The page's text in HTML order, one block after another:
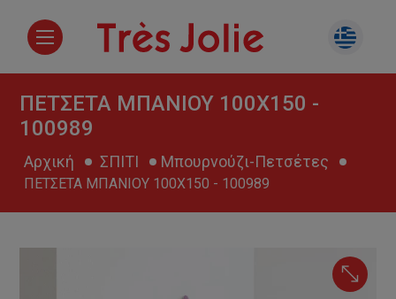
ΠΕΤΣΕΤΑ ΜΠΑΝΙΟΥ 100Χ150 -
100989
Αρχική ΣΠΙΤΙ Μπουρνούζι-Πετσέτες
ΠΕΤΣΕΤΑ ΜΠΑΝΙΟΥ 100Χ150 - 100989